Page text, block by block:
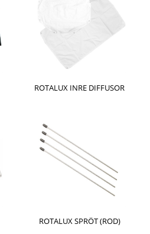
ROTALUX INRE DIFFUSOR
ROTALUX SPRÖT (ROD)